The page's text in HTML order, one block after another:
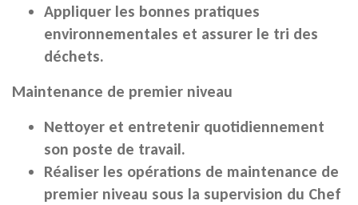
Appliquer les bonnes pratiques
environnementales et assurer le tri des
déchets.
Maintenance de premier niveau
Nettoyer et entretenir quotidiennement
son poste de travail.
Réaliser les opérations de maintenance de
premier niveau sous la supervision du Chef